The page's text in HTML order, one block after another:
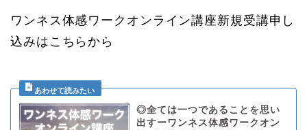
ワンネス体感ワークオンライン講座新規受講申し
込みはこちらから
◎全ては一つであることを思い
出すーワンネス体感ワークオン